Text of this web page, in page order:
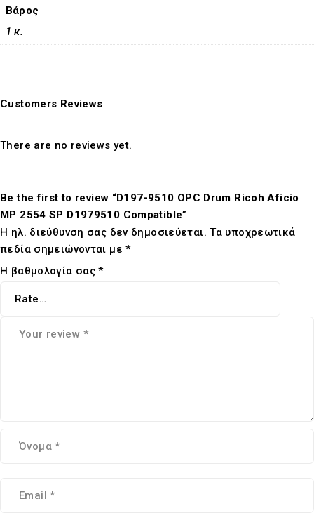
Βάρος
1 κ.
Customers Reviews
There are no reviews yet.
Be the first to review “D197-9510 OPC Drum Ricoh Aficio
MP 2554 SP D1979510 Compatible”
Η ηλ. διεύθυνση σας δεν δημοσιεύεται. Τα υποχρεωτικά
πεδία σημειώνονται με*
Η βαθμολογία σας*